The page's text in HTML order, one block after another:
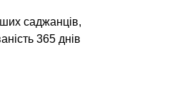
саджанців,
365 днів